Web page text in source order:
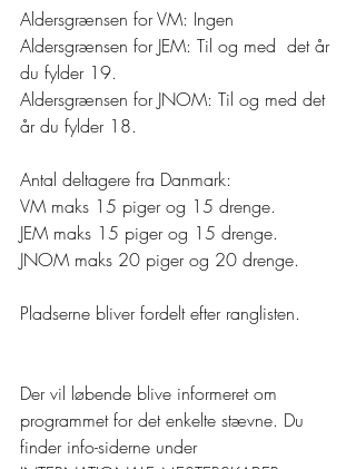
Aldersgrænsen for VM: Ingen
Aldersgrænsen for JEM: Til og med  det år
du fylder 19.
Aldersgrænsen for JNOM: Til og med det
år du fylder 18.
Antal deltagere fra Danmark:
VM maks 15 piger og 15 drenge.
JEM maks 15 piger og 15 drenge.
JNOM maks 20 piger og 20 drenge.
Pladserne bliver fordelt efter ranglisten.
Der vil løbende blive informeret om
programmet for det enkelte stævne. Du
finder info-siderne under